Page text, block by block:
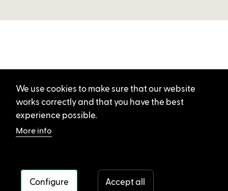
We use cookies to make sure that our website
works correctly and that you have the best
experience possible.
More info
Configure Accept all